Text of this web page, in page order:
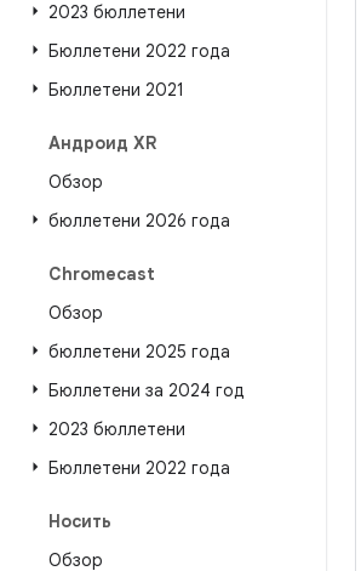
2023 бюллетени
Бюллетени 2022 года
Бюллетени 2021
Андроид XR
Обзор
бюллетени 2026 года
Chromecast
Обзор
бюллетени 2025 года
Бюллетени за 2024 год
2023 бюллетени
Бюллетени 2022 года
Носить
Обзор